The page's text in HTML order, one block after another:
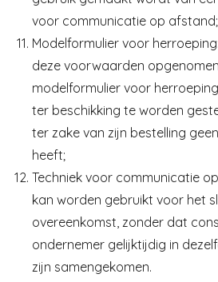
voor communicatie op afstand;
Modelformulier voor
deze voorwaarden
modelformulier voor
ter beschikking te worden
ter zake van zijn bestelling
heeft;
Techniek voor communicatie
kan worden gebruikt voor het
overeenkomst, zonder dat
ondernemer gelijktijdig in
zijn samengekomen.